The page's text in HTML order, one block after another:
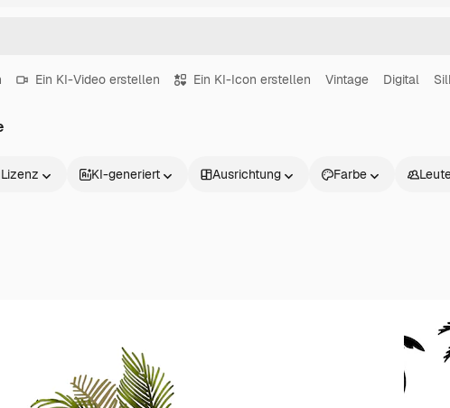
Ein KI-Video erstellen Ein KI-Icon erstellen Vintage Digital
Lizenz KI-generiert Ausrichtung Farbe
Loslegen